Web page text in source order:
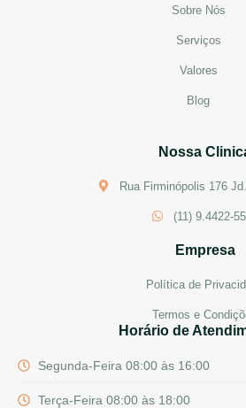
Sobre Nós
Serviços
Valores
Blog
Nossa
Rua Firminópolis 176
(11) 9.4422-
Empresa
Política de
Termos e
Horário de
Segunda-Feira 08:00 às 16:00
Terça-Feira 08:00 às 18:00